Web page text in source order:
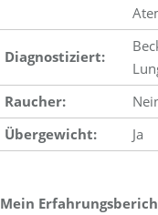
Diagnostiziert:
Raucher:
Übergewicht:
Ja
Mein